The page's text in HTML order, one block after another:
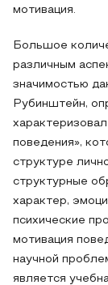
мотивация.
Большое
различным
значимостью
Рубинштейн,
поведения»,
структуре
структурные
характер,
психические
мотивация
научной
является